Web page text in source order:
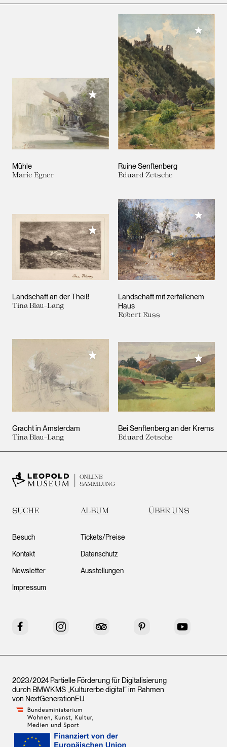
Mühle
Marie Egner
Meiner Sammlung hinzufügen
Ruine Senftenberg
Eduard Zetsche
Meiner
Landschaft an der Theiß
Tina Blau-Lang
Meiner Sammlung hinzufügen
Landschaft mit zerfallenem
Haus
Robert Russ
Meiner
Gracht in Amsterdam
Tina Blau-Lang
Meiner Sammlung hinzufügen
Bei Senftenberg an der Krems
Eduard Zetsche
Meiner
ONLINE
SAMMLUNG
SUCHE ALBUM ÜBER UNS
Besuch
Kontakt
Newsletter
Impressum
Tickets/Preise
Datenschutz
Ausstellungen
Facebook Instagram Tripadvisor Pinterest YouTube
2023/2024 Partielle Förderung für Digitalisierung
durch BMWKMS „Kulturerbe digital“ im Rahmen
von NextGenerationEU.